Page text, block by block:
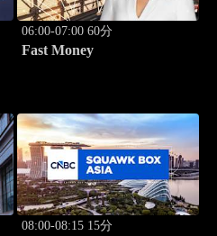
06:00-07:00 60分
Fast Money
08:00-08:15 15分